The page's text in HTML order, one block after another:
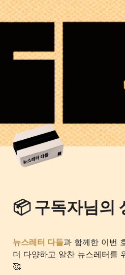
📦 구독자님의
뉴스레터 다들과 함께한 이번
더 다양하고 알찬 뉴스레터를
🥰